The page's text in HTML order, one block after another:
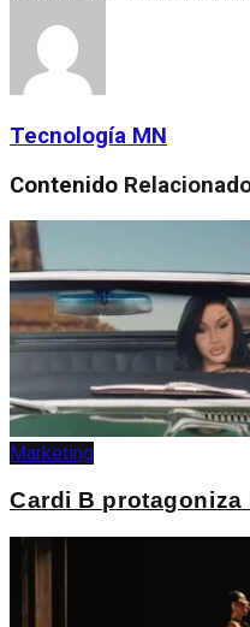
Tecnología MN
Contenido
Marketing
Cardi B protagoniza